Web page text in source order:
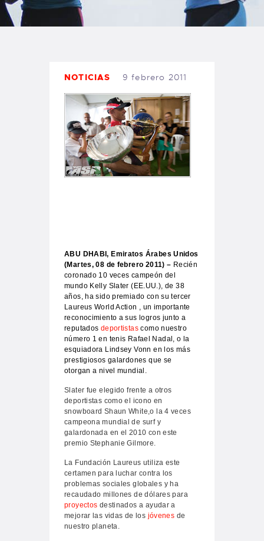
TIENDA FAMILY SURFERS
WEBCAM SALINAS
NOTICIAS 9 febrero 2011
ABU DHABI, Emiratos Árabes Unidos
(Martes, 08 de febrero 2011) – Recién
coronado 10 veces campeón del
mundo Kelly Slater (EE.UU.), de 38
años, ha sido premiado con su tercer
Laureus World Action , un importante
reconocimiento a sus logros junto a
reputados deportistascomo nuestro
número 1 en tenis Rafael Nadal, o la
esquiadora Lindsey Vonn en los más
prestigiosos galardones que se
otorgan a nivel mundial.
Slater fue elegido frente a otros
deportistas como el icono en
snowboard Shaun White,o la 4 veces
campeona mundial de surf y
galardonada en el 2010 con este
premio Stephanie Gilmore.
La Fundación Laureus utiliza este
certamen para luchar contra los
problemas sociales globales y ha
recaudado millones de dólares para
proyectos destinados a ayudar a
mejorar las vidas de los jóvenes de
nuestro planeta.